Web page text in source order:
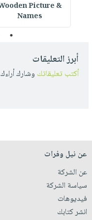
Picture &
Names
1
أبرز التعليقات
أكتب تعليقاتك وشارك
عن نيل وفرات
عن الشركة
سياسة الشركة
فيديوهات
انشر كتابك